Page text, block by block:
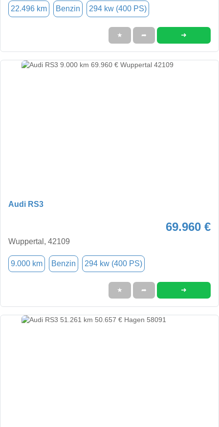
22.496 km Benzin 294 kw (400 PS)
★ ➦ ➜
Audi RS3
69.960 €
Wuppertal, 42109
9.000 km Benzin 294 kw (400 PS)
★ ➦ ➜